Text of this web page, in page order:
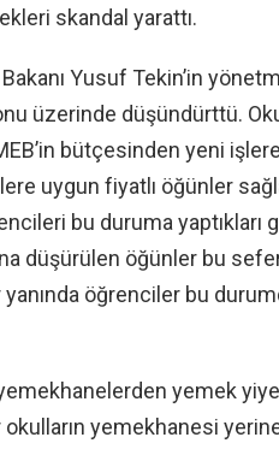
skandal yarattı.
Yusuf Tekin’in
üzerinde düşündürttü.
bütçesinden yeni
uygun fiyatlı öğünler
bu duruma yaptıkları
düşürülen öğünler bu
yanında öğrenciler bu
yemekhanelerden yemek
yemekhanesi